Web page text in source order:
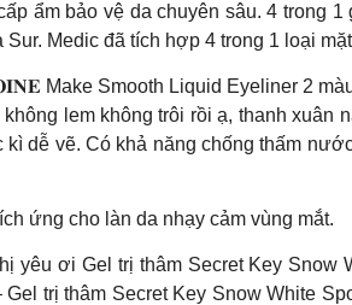
ẩm bảo vệ da chuyên sâu. 4 trong
Medic đã tích hợp 4 trong 1 loại
Make Smooth Liquid Eyeliner 2
lem không trôi rồi ạ, thanh xuân
dễ vẽ. Có khả năng chống thấm
ứng cho làn da nhạy cảm vùng mắt.
yêu ơi Gel trị thâm Secret Key
trị thâm Secret Key Snow White